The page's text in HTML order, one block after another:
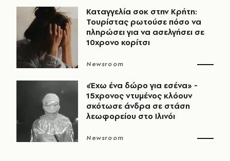
Καταγγελία σοκ στην Κρήτη:
Τουρίστας ρωτούσε πόσο να
πληρώσει για να ασελγήσει σε
10χρονο κορίτσι
Newsroom
«Έχω ένα δώρο για εσένα» -
15χρονος ντυμένος κλόουν
σκότωσε άνδρα σε στάση
λεωφορείου στο Ιλινόι
Newsroom